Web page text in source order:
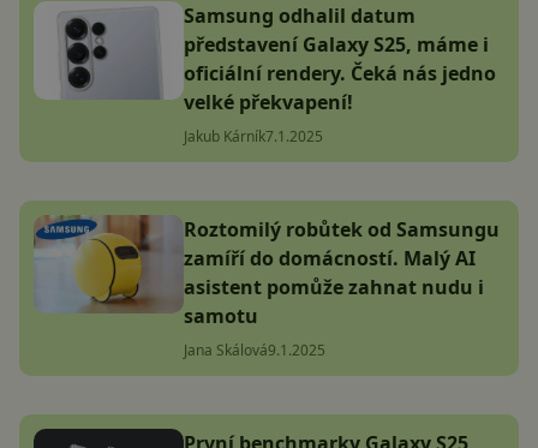
Samsung odhalil datum
představení Galaxy S25, máme i
oficiální rendery. Čeká nás jedno
velké překvapení!
Jakub Kárník7.1.2025
Roztomilý robůtek od Samsungu
zamíří do domácností. Malý AI
asistent pomůže zahnat nudu i
samotu
Jana Skálová9.1.2025